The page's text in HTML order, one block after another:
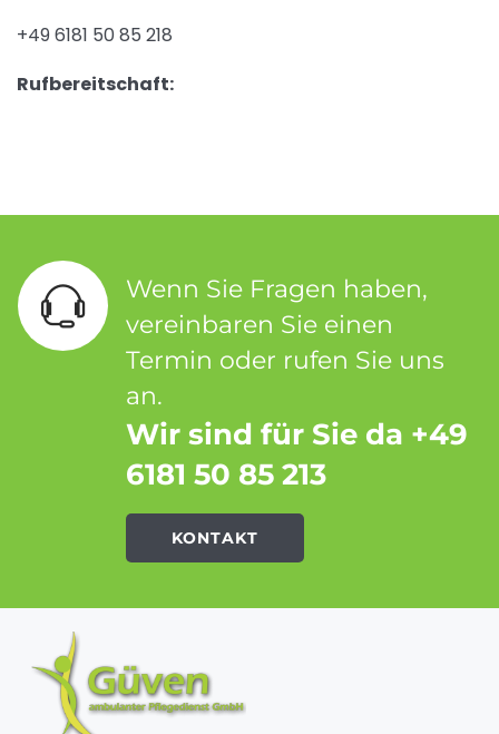
+49 6181 50 85 218
Rufbereitschaft:
Wenn Sie Fragen haben,
vereinbaren Sie einen
Termin oder rufen Sie uns
an.
Wir sind für Sie da +49
6181 50 85 213
KONTAKT